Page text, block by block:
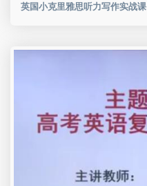
英国小克里雅思听力写作实战课